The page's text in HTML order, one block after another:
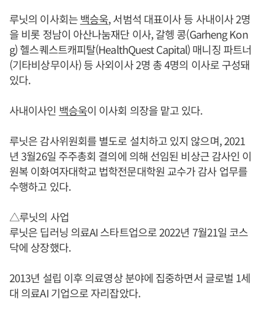
루닛의 이사회는백승욱, 서범석 대표이사 등 사내이사 2명
을 비롯 정남이 아산나눔재단 이사, 갈헹 콩(Garheng Kon
g) 헬스퀘스트캐피탈(HealthQuest Capital) 매니징 파트너
(기타비상무이사) 등 사외이사 2명 총 4명의 이사로 구성돼
있다.
사내이사인 백승욱이 이사회 의장을 맡고 있다.
루닛은 감사위원회를 별도로 설치하고 있지 않으며, 2021
년 3월26일 주주총회 결의에 의해 선임된 비상근 감사인 이
원복 이화여자대학교 법학전문대학원 교수가 감사 업무를
수행하고 있다.
△루닛의 사업
루닛은 딥러닝 의료AI 스타트업으로 2022년 7월21일 코스
닥에 상장했다.
2013년 설립 이후 의료영상 분야에 집중하면서 글로벌 1세
대 의료AI 기업으로 자리잡았다.